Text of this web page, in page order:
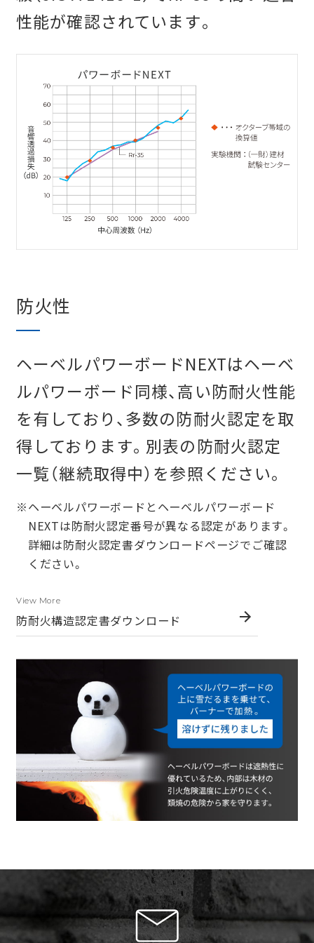
性能が確認されています。
防火性
ヘーベルパワーボードNEXTはヘーベ
ルパワーボード同様、高い防耐火性能
を有しており、多数の防耐火認定を取
得しております。別表の防耐火認定
一覧（継続取得中）を参照ください。
※ヘーベルパワーボードとヘーベルパワーボード
NEXTは防耐火認定番号が異なる認定があります。
詳細は防耐火認定書ダウンロードページでご確認
ください。
View More
防耐火構造認定書ダウンロード